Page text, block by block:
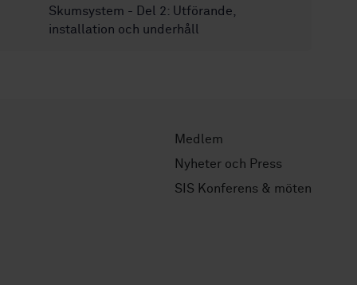
Skumsystem - Del 2: Utförande,
installation och underhåll
Medlem
Nyheter och Press
SIS Konferens & möten